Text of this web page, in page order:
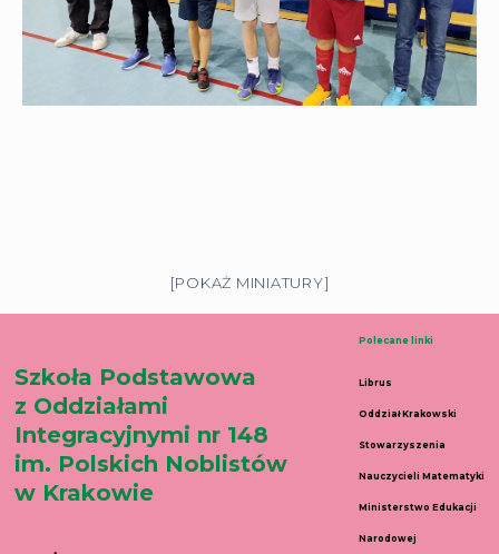
[POKAŻ MINIATURY]
Szkoła Podstawowa
z Oddziałami
Integracyjnymi nr 148
im. Polskich Noblistów
w Krakowie
Polecane linki
Librus
Oddział Krakowski
Stowarzyszenia
Nauczycieli Matematyki
Ministerstwo Edukacji
Narodowej